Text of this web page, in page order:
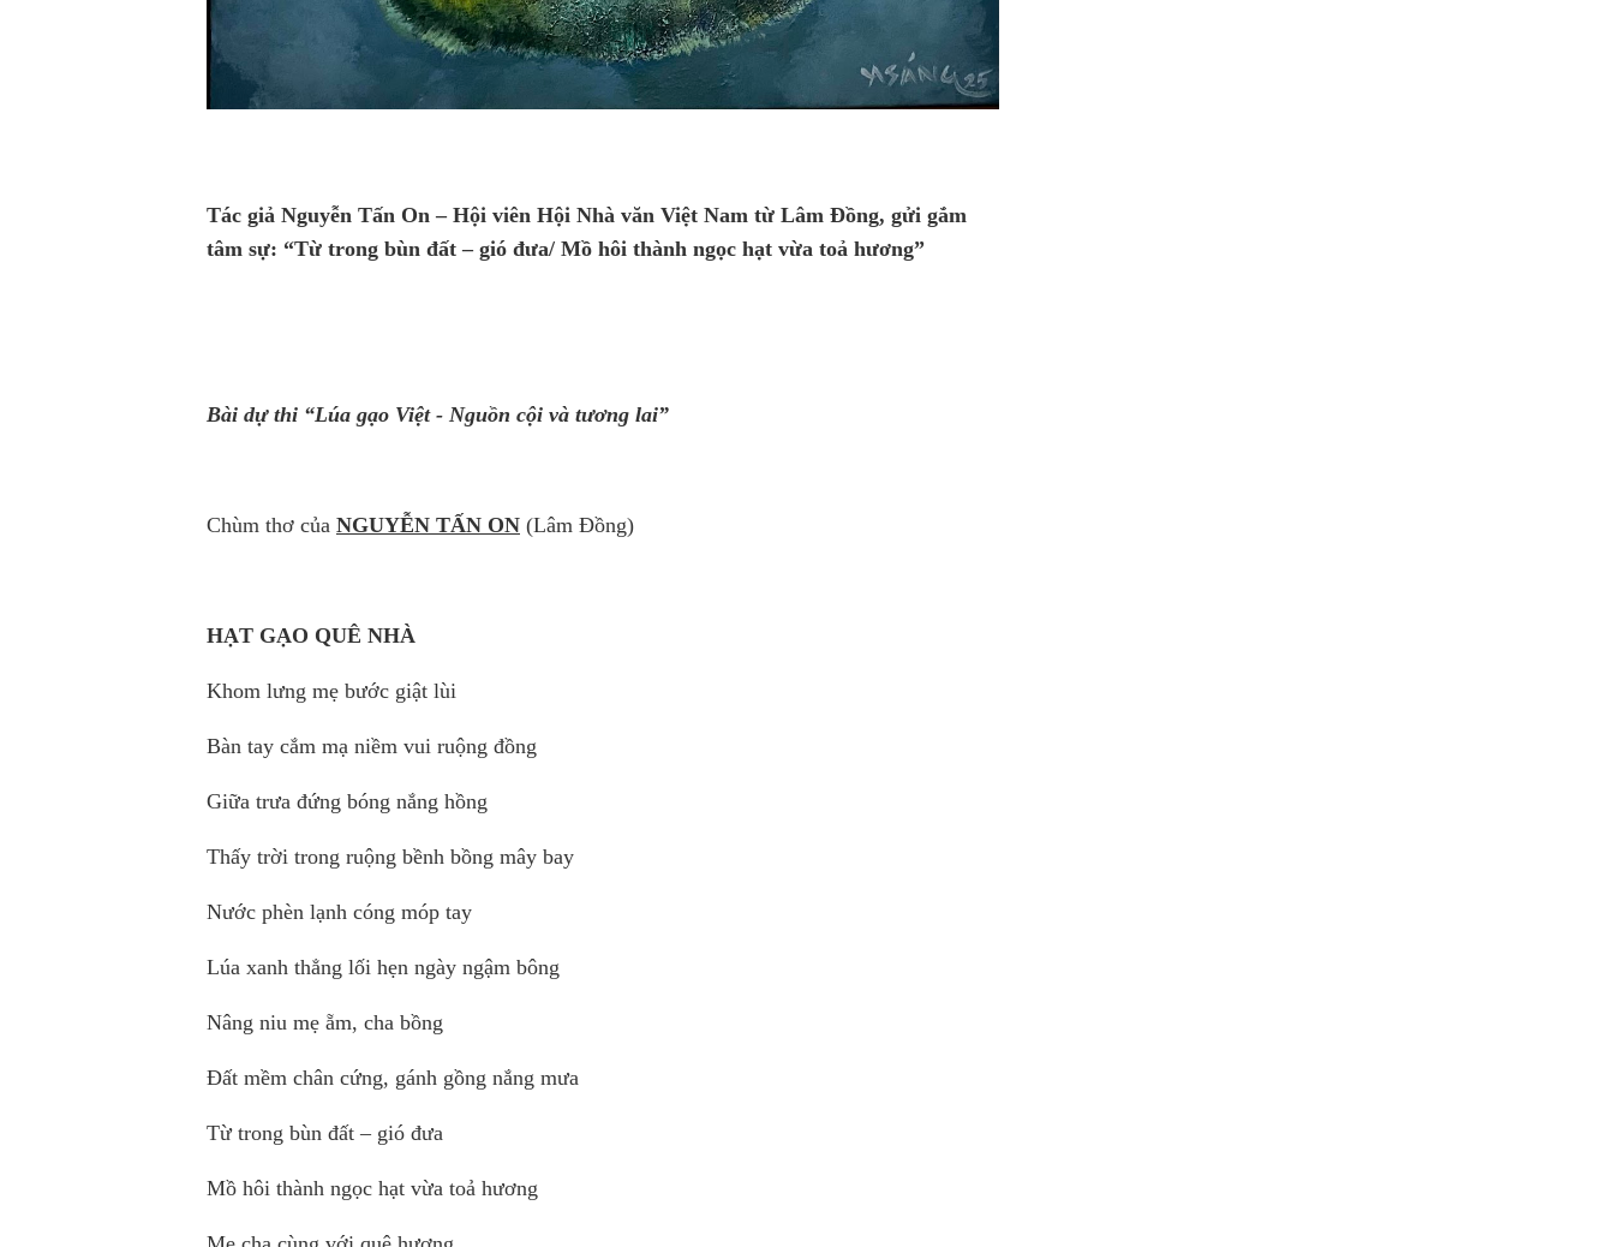
Tác giả Nguyễn Tấn On – Hội viên Hội Nhà văn Việt Nam từ Lâm Đồng, gửi gắm
tâm sự: “Từ trong bùn đất – gió đưa/ Mồ hôi thành ngọc hạt vừa toả hương”
Bài dự thi “Lúa gạo Việt - Nguồn cội và tương lai”
Chùm thơ của NGUYỄN TẤN ON (Lâm Đồng)
HẠT GẠO QUÊ NHÀ
Khom lưng mẹ bước giật lùi
Bàn tay cắm mạ niềm vui ruộng đồng
Giữa trưa đứng bóng nắng hồng
Thấy trời trong ruộng bềnh bồng mây bay
Nước phèn lạnh cóng móp tay
Lúa xanh thẳng lối hẹn ngày ngậm bông
Nâng niu mẹ ẵm, cha bồng
Đất mềm chân cứng, gánh gồng nắng mưa
Từ trong bùn đất – gió đưa
Mồ hôi thành ngọc hạt vừa toả hương